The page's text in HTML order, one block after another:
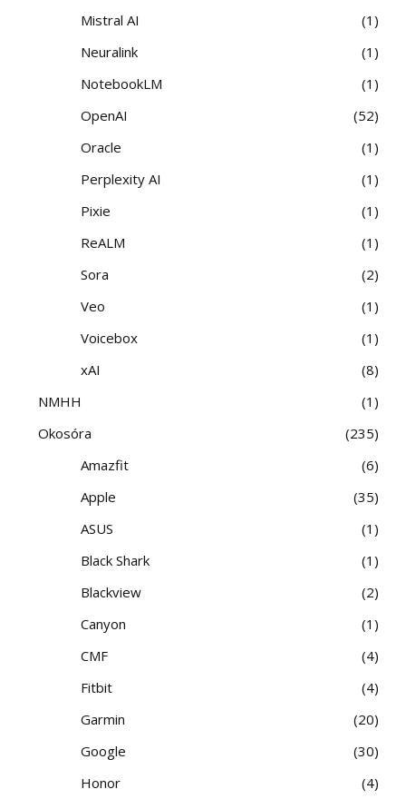
Mistral AI
1
Neuralink
1
NotebookLM
1
OpenAI
52
Oracle
1
Perplexity AI
1
Pixie
1
ReALM
1
Sora
2
Veo
1
Voicebox
1
xAI
8
NMHH
1
Okosóra
235
Amazfit
6
Apple
35
ASUS
1
Black Shark
1
Blackview
2
Canyon
1
CMF
4
Fitbit
4
Garmin
20
Google
30
Honor
4